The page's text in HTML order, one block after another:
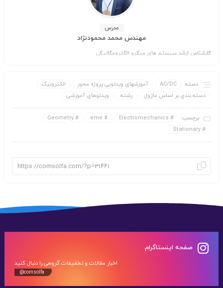
مدرس
مهندس محمد محمودنژاد
کارشناس ارشد سیستم های میکرو الکترومکانیکی
دسته: AC/DC آموزشهای ویدئویی پروژه محور
الکترونیک
دسته بندی بر اساس ماژول
رشته ویدئوهای آموزشی
برچسب: Electromechanics
eme
Geometry
Stationary
صفحه اینستاگرام
اخبار مقالات و تخفیفات گروهی را دنبال کنید
@comsolfa